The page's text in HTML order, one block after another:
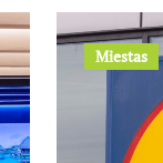
Miestas